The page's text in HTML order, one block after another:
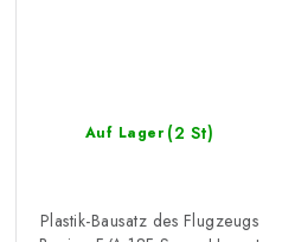
Auf Lager (2 St)
Plastik-Bausatz des Flugzeugs